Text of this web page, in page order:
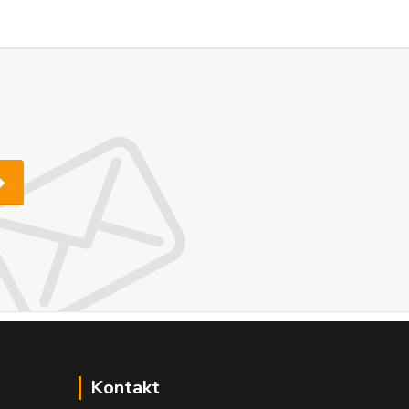
Kontakt